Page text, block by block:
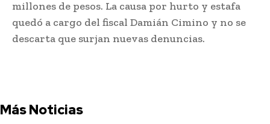
millones de pesos. La causa por hurto y estafa
quedó a cargo del fiscal Damián Cimino y no se
descarta que surjan nuevas denuncias.
Más Noticias